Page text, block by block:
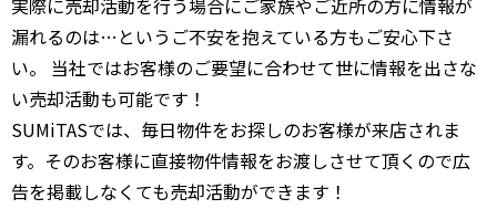
実際に売却活動を行う場合にご家族やご近所の方に情報が
漏れるのは…というご不安を抱えている方もご安心下さ
い。 当社ではお客様のご要望に合わせて世に情報を出さな
い売却活動も可能です！
SUMiTASでは、毎日物件をお探しのお客様が来店されま
す。そのお客様に直接物件情報をお渡しさせて頂くので広
告を掲載しなくても売却活動ができます！